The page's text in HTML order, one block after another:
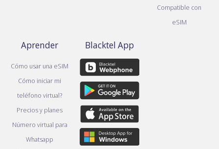
Compatible con
eSIM
Aprender
Cómo usar una eSIM
Cómo iniciar mi
teléfono virtual?
Precios y planes
Número virtual para
Whatsapp
Blacktel App